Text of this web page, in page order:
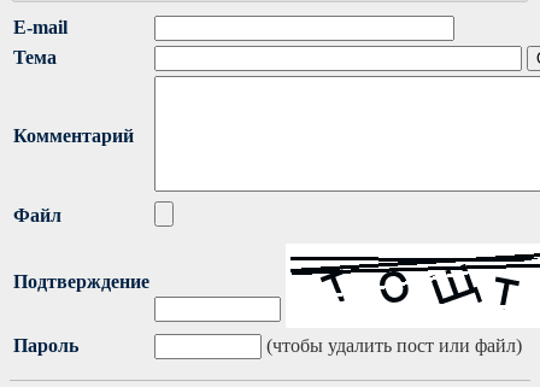
E-mail
Тема
Комментарий
Файл
Подтверждение
Пароль (чтобы удалить пост или файл)